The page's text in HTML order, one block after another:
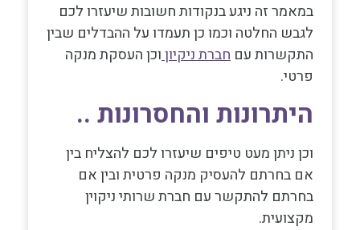
במאמר זה ניגע בנקודות חשובות שיעזרו לכם
לגבש החלטה וכמו כן תעמדו על ההבדלים שבין
התקשרות עם חברת ניקיוןוכן העסקת מנקה
פרטי.
היתרונות והחסרונות ..
וכן ניתן מעט טיפים שיעזרו לכם להצליח בין
אם בחרתם להעסיק מנקה פרטית ובין אם
בחרתם להתקשר עם חברת שרותי ניקוין
מקצועית.